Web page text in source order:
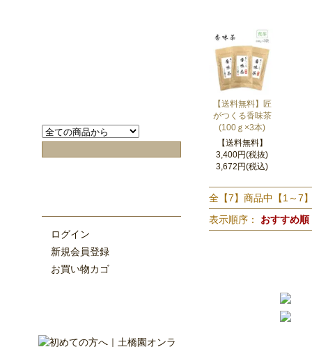
ログイン
新規会員登録
お買い物カゴ
【送料無料】匠
がつくる香味茶
(100ｇ×3本)
【送料無料】
3,400円(税抜)
3,672円(税込)
全【7】商品中【1～7
表示順序： おすすめ順